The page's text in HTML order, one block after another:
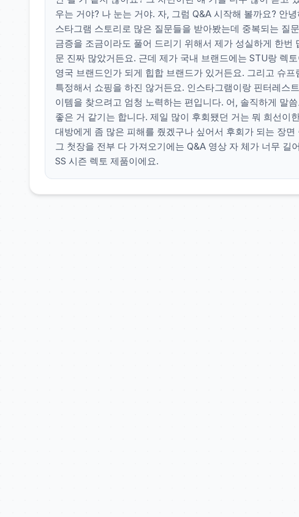
우는 거야? 나 눈는 거야. 자, 그럼 Q&A 시작해 볼까요? 안
스타그램 스토리로 많은 질문들을 받아봤는데 중복되는 질
금증을 조금이라도 풀어 드리기 위해서 제가 성실하게 한
문 진짜 많았거든요. 근데 제가 국내 브랜드에는 STU랑 렉
영국 브랜드인가 되게 힙합 브랜드가 있거든요. 그리고 슈
특정해서 쇼핑을 하진 않거든요. 인스타그램이랑 핀터레스
이템을 찾으려고 엄청 노력하는 편입니다. 어, 솔직하게 말
좋은 거 같기는 합니다. 제일 많이 후회됐던 거는 뭐 희선
대방에게 좀 많은 피해를 줬겠구나 싶어서 후회가 되는 장
그 첫장을 전부 다 가져오기에는 Q&A 영상 자 체가 너무
SS 시즌 렉토 제품이에요.